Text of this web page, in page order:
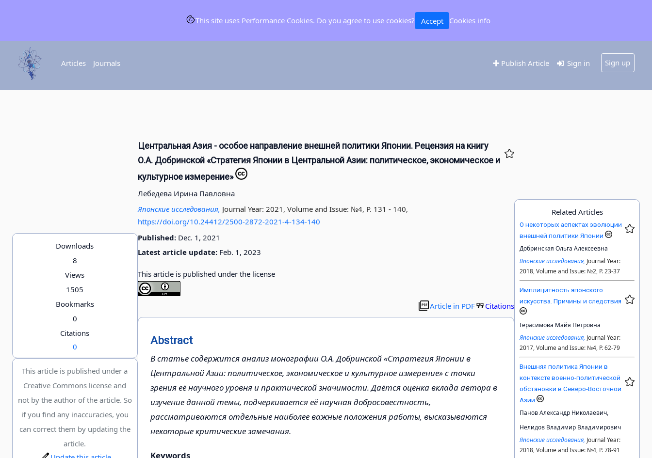
Articles Journals Publish Article Sign in Sign up
Downloads
8
Views
1505
Bookmarks
0
Citations
0
This article is published under a
Creative Commons license and
not by the author of the article. So
if you find any inaccuracies, you
can correct them by updating the
article.
Центральная Азия - особое направление внешней политики Японии. Рецензия на книгу
О.А. Добринской «Стратегия Японии в Центральной Азии: политическое, экономическое и
культурное измерение»
Лебедева Ирина Павловна
Японские исследования, Journal Year: 2021, Volume and Issue: №4, P. 131 - 140,
https://doi.org/10.24412/2500-2872-2021-4-134-140
Published:Dec. 1, 2021
Latest article update:Feb. 1, 2023
This article is published under the license
Article in PDF Citations
Abstract
В статье содержится анализ монографии О.А. Добринской «Стратегия Японии в
Центральной Азии: политическое, экономическое и культурное измерение» с точки
зрения её научного уровня и практической значимости. Даётся оценка вклада автора в
изучение данной темы, подчеркивается её научная добросовестность,
рассматриваются отдельные наиболее важные положения работы, высказываются
некоторые критические замечания.
Keywords
Related Articles
О некоторых аспектах эволюции
внешней политики Японии
Добринская Ольга Алексеевна
Японские исследования, Journal Year:
2018, Volume and Issue: №2, P. 23-37
Имплицитность японского
искусства. Причины и следствия
Герасимова Майя Петровна
Японские исследования, Journal Year:
2017, Volume and Issue: №4, P. 62-79
Внешняя политика Японии в
контексте военно-политической
обстановки в Северо-Восточной
Азии
Панов Александр Николаевич,
Нелидов Владимир Владимирович
Японские исследования, Journal Year:
2018, Volume and Issue: №4, P. 78-91
This site uses Performance Cookies. Do you agree to use cookies? Accept Cookies info